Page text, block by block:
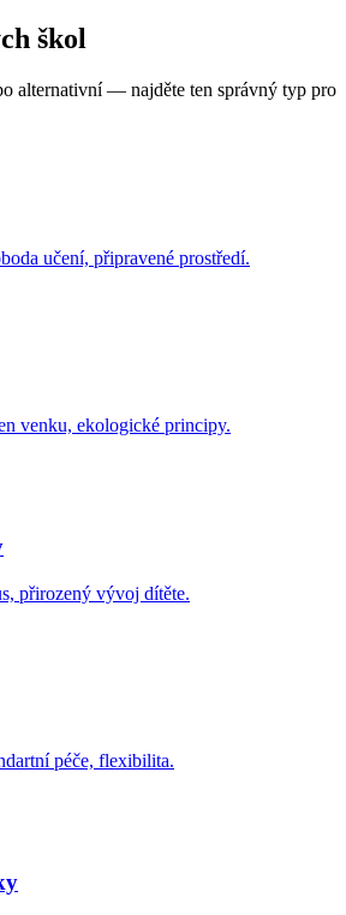
škol
alternativní — najděte ten správný typ pro
učení, připravené prostředí.
venku, ekologické principy.
přirozený vývoj dítěte.
péče, flexibilita.